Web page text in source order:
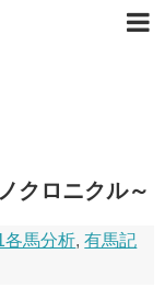
クロニクル～
各馬分析,有馬記